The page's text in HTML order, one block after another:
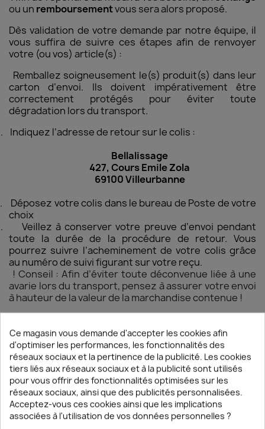
ou un remboursementvous sera alors proposé.
Dès validation de votre demande par notre équipe, il
vous suffira de suivre ces étapes afin de renvoyer
votre (ou vos) article(s) :
Remballez soigneusement le(s) produit(s) dans leur
carton d’envoi. Ils doivent impérativement être
correctement protégés pour éviter toute
dégradation lors du transport.
Indiquez l’adresse de retour sur le colis :
Bellalissage
427, Cours Emile Zola
69100 Villeurbanne
Déposez votre colis dans le bureau de Poste de votre
choix
Veillez à conserver votre preuve d’envoi pendant
toute la durée de la procédure de retour. Vous
pourrez suivre l’acheminement de votre colis grâce
au numéro de suivi figurant sur votre reçu.
: Afin d’éviter toute déconvenue liée à une
avarie lors du transport, pensez à assurer votre envoi
à hauteur de la valeur de la marchandise contenue !
vous serez averti(e) par mail.
Votre remboursement ou votre échange sera alors
traité dans lesmeilleurs délais.
J’ai bien reçu ma commande mais le colis est
détérioré. Que faire ?
Si, malgré toutes les précautions prises pour
Ce magasin vous demande d'accepter les cookies afin
d'optimiser les performances, les fonctionnalités des
réseaux sociaux et la pertinence de la publicité. Les cookies
tiers liés aux réseaux sociaux et à la publicité sont utilisés
pour vous offrir des fonctionnalités optimisées sur les
réseaux sociaux, ainsi que des publicités personnalisées.
Acceptez-vous ces cookies ainsi que les implications
associées à l'utilisation de vos données personnelles ?